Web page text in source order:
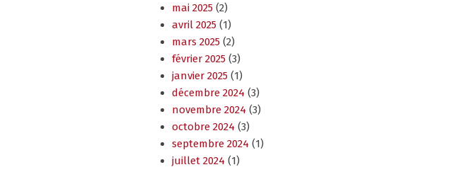
mai 2025 (2)
avril 2025 (1)
mars 2025 (2)
février 2025 (3)
janvier 2025 (1)
décembre 2024 (3)
novembre 2024 (3)
octobre 2024 (3)
septembre 2024 (1)
juillet 2024 (1)